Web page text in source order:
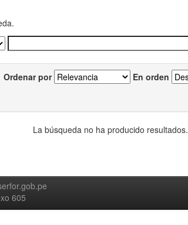
Ordenar por En orden
La búsqueda no ha producido resultados.
605